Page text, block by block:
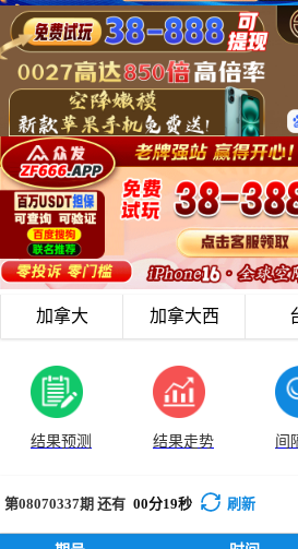
加拿大 加拿大西
结果预测 结果走势 间
第08070337期 还有 00分19秒 刷新